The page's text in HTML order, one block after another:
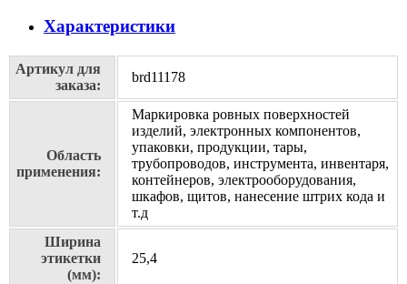
Характеристики
Артикул для
заказа:
brd11178
Область
применения:
Маркировка ровных поверхностей
изделий, электронных компонентов,
упаковки, продукции, тары,
трубопроводов, инструмента, инвентаря,
контейнеров, электрооборудования,
шкафов, щитов, нанесение штрих кода и
т.д
Ширина
этикетки
(мм):
25,4